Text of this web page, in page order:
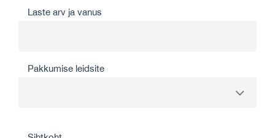
Laste arv ja vanus
Pakkumise leidsite